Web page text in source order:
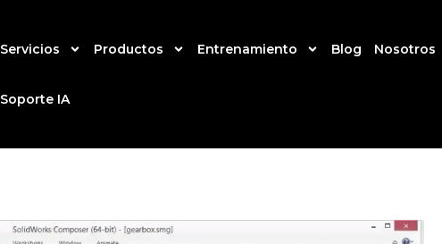
Servicios Productos Entrenamiento Blog Nosotros
Soporte IA